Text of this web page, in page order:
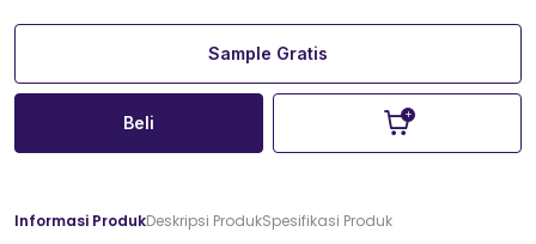
Sample Gratis
Beli
Informasi ProdukDeskripsi ProdukSpesifikasi Produk